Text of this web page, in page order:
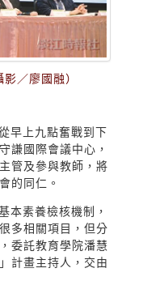
／廖國融）
早上九點奮戰到下
謙國際會議中心，
管及參與教師，將
的同仁。
本素養檢核機制，
多相關項目，但分
委託教育學院潘慧
計畫主持人，交由